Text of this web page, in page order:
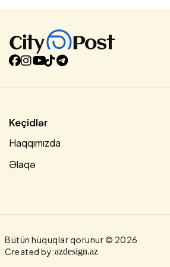
Oradan da bir İran generalı haray çəkir
"Şah babamızdır! Çünki onun
buyurub bir-birinizlə razborkanızı
keçmişin mirasına birlikdə barış içində
Keçidlər
Haqqımızda
Əlaqə
Bütün hüquqlar qorunur © 2026
Created by:azdesign.az